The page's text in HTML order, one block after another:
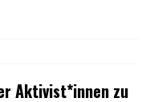
Aktivist*innen zu